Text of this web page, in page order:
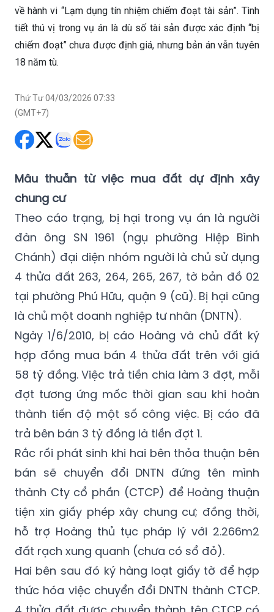
về hành vi “Lạm dụng tín nhiệm chiếm đoạt tài sản”. Tình
tiết thú vị trong vụ án là dù số tài sản được xác định “bị
chiếm đoạt” chưa được định giá, nhưng bản án vẫn tuyên
18 năm tù.
Thứ Tư 04/03/2026 07:33
(GMT+7)
Mâu thuẫn từ việc mua đất dự định xây
chung cư
Theo cáo trạng, bị hại trong vụ án là người
đàn ông SN 1961 (ngụ phường Hiệp Bình
Chánh) đại diện nhóm người là chủ sử dụng
4 thửa đất 263, 264, 265, 267, tờ bản đồ 02
tại phường Phú Hữu, quận 9 (cũ). Bị hại cũng
là chủ một doanh nghiệp tư nhân (DNTN).
Ngày 1/6/2010, bị cáo Hoàng và chủ đất ký
hợp đồng mua bán 4 thửa đất trên với giá
58 tỷ đồng. Việc trả tiền chia làm 3 đợt, mỗi
đợt tương ứng mốc thời gian sau khi hoàn
thành tiến độ một số công việc. Bị cáo đã
trả bên bán 3 tỷ đồng là tiền đợt 1.
Rắc rối phát sinh khi hai bên thỏa thuận bên
bán sẽ chuyển đổi DNTN đứng tên mình
thành Cty cổ phần (CTCP) để Hoàng thuận
tiện xin giấy phép xây chung cư; đồng thời,
hỗ trợ Hoàng thủ tục pháp lý với 2.266m2
đất rạch xung quanh (chưa có sổ đỏ).
Hai bên sau đó ký hàng loạt giấy tờ để hợp
thức hóa việc chuyển đổi DNTN thành CTCP.